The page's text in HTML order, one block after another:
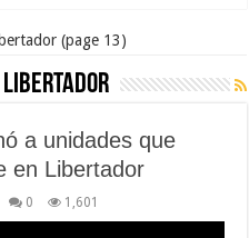
(page 13)
a unidades que
en Libertador
0 1,601